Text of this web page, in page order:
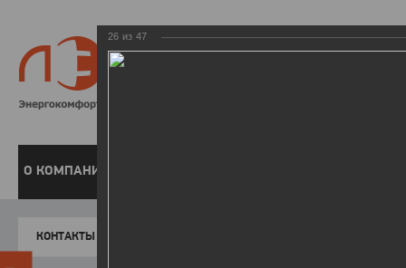
8 800
О КОМПАНИИ
КОНТАКТЫ
26 из 47